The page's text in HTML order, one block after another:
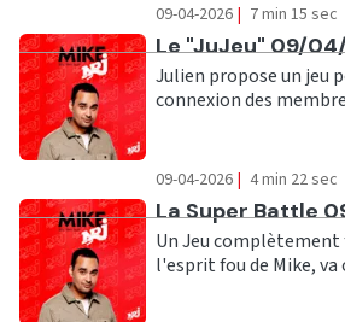
09-04-2026 | 7 min 15 sec
Ecouter
Le "JuJeu" 09/
Julien propose un jeu
connexion des
09-04-2026 | 4 min 22 sec
Ecouter
La Super Battle
Un Jeu
l'esprit fou de Mike, va